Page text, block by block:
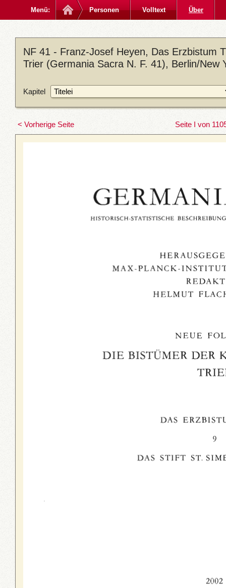
Menü: Personen Volltext Über
NF 41 - Franz-Josef Heyen, Das Erzbistum
Trier (Germania Sacra N. F. 41), Berlin/New
Kapitel
< Vorherige Seite Seite I von